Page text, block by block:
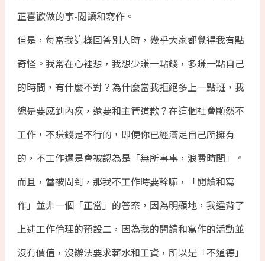
正喜歡做的事-閱讀和寫作。
但是，每當我這樣回答別人時，幾乎大家都覺得我有點
奇怪。我常在心裡想，我想少賺一點錢，多賺一點自己
的時間，有什麼不對？為什麼當我拒絕多上一點班，我
總是要感到內疚，還要和主管道歉？在這個社會顯然不
工作，不賺錢是不行的，即便你已經滿足自己所擁有
的，不工作還是會被認為是「無所事事，浪費時間」。
而且，當被問到，那我不工作時要幹嘛，「閱讀和寫
作」並非一個「正當」的答案，因為明顯地，我違背了
上述工作倫理的預設二，因為我的閱讀和寫作的活動並
沒有價值，沒辦法要求薪水和工資，所以是「不道德」